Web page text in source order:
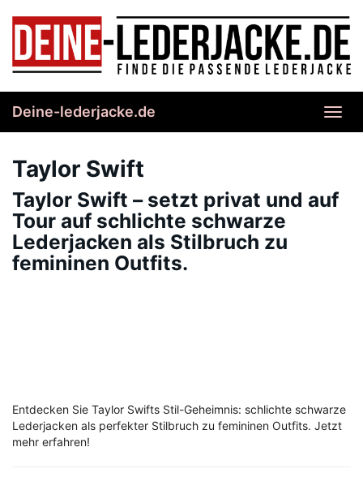
content
Deine-lederjacke.de
Taylor Swift
Taylor Swift – setzt privat und auf
Tour auf schlichte schwarze
Lederjacken als Stilbruch zu
femininen Outfits.
Entdecken Sie Taylor Swifts Stil-Geheimnis: schlichte schwarze
Lederjacken als perfekter Stilbruch zu femininen Outfits. Jetzt
mehr erfahren!